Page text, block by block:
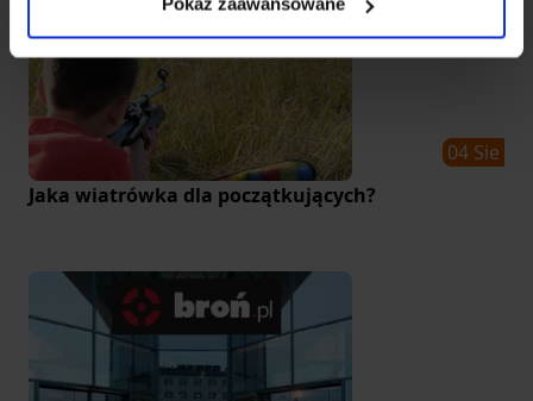
04 Sie
Jaka wiatrówka dla początkujących?